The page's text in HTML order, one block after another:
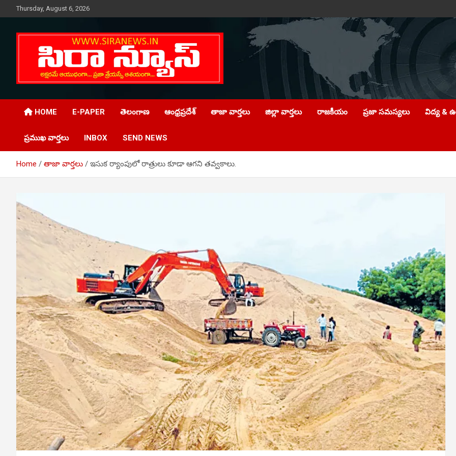
to
Thursday, August 6, 2026
SIRA NEWS
HOME E-PAPER తెలంగాణ ఆంధ్రప్రదేశ్ తాజా వార్తలు జిల్లా వార్తలు రాజకీయం ప్రజా సమస్యలు విద్య &
ప్రముఖ వార్తలు INBOX SEND NEWS
Home తాజా వార్తలు ఇసుక ర్యాంపులో రాత్రులు కూడా ఆగని తవ్వకాలు.